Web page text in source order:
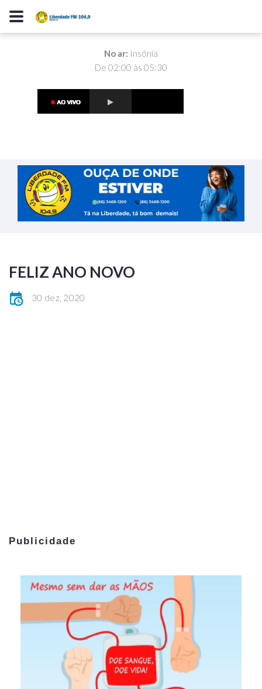
No ar: Insônia
De 02:00 às 05:30
FELIZ ANO NOVO
30 dez, 2020
Publicidade